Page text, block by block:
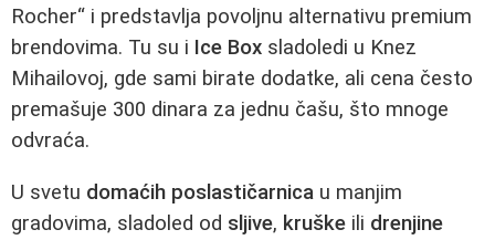
Rocher“ i predstavlja povoljnu alternativu premium
brendovima. Tu su i Ice Box sladoledi u Knez
Mihailovoj, gde sami birate dodatke, ali cena često
premašuje 300 dinara za jednu čašu, što mnoge
odvraća.
U svetu domaćih poslastičarnica u manjim
gradovima, sladoled od sljive, kruške ili drenjine